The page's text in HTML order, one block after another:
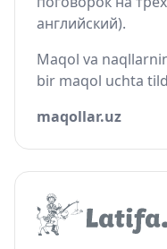
английский).
Maqol va
bir maqol uchta
maqollar.uz